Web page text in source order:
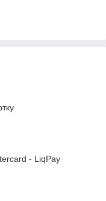
- LiqPay